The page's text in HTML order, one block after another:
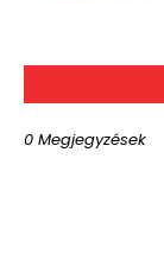
0 Megjegyzések